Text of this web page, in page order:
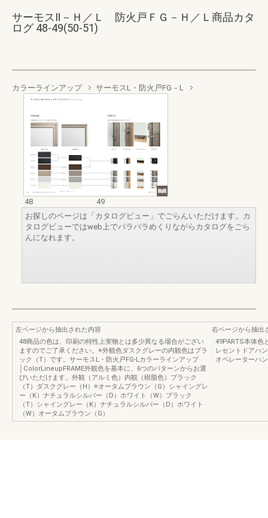
サーモスⅡ－Ｈ／Ｌ 防火戸ＦＧ－Ｈ／Ｌ商品カタ
ログ 48-49(50-51)
カラーラインアップ サーモスL・防火戸FG－L
48
49
お探しのページは「カタログビュー」でごらんいただけます。カ
タログビューではweb上でパラパラめくりながらカタログをごら
んになれます。
左ページから抽出された内容
48商品の色は、印刷の特性上実物とは多少異なる場合がござい
ますのでご了承ください。※外観色ダスクグレーの内観色はブラ
ック（T）です。サーモスL・防火戸FG-Lカラーラインアップ
│ColorLineupFRAME外観色を基本に、6つのパターンからお選
びいただけます。外観（アルミ色）内観（樹脂色）ブラック
（T）ダスクグレー（H）※オータムブラウン（G）シャイングレ
ー（K）ナチュラルシルバー（D）ホワイト（W）ブラック
（T）シャイングレー（K）ナチュラルシルバー（D）ホワイト
（W）オータムブラウン（G）
右ページから抽出
49PARTS本体色
レセントドアハ
オペレーターハ